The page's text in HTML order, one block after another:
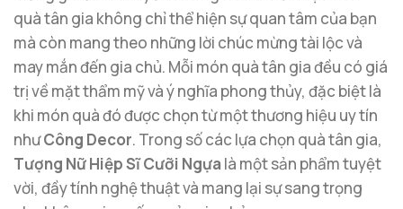
quà tân gia không chỉ thể hiện sự quan tâm của bạn
mà còn mang theo những lời chúc mừng tài lộc và
may mắn đến gia chủ. Mỗi món quà tân gia đều có giá
trị về mặt thẩm mỹ và ý nghĩa phong thủy, đặc biệt là
khi món quà đó được chọn từ một thương hiệu uy tín
nhưCông Decor. Trong số các lựa chọn quà tân gia,
Tượng Nữ Hiệp Sĩ Cưỡi Ngựalà một sản phẩm tuyệt
vời, đầy tính nghệ thuật và mang lại sự sang trọng